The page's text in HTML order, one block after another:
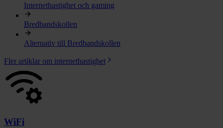
Internethastighet och gaming
Bredbandskollen
Alternativ till Bredbandskollen
Fler artiklar om internethastighet
WiFi